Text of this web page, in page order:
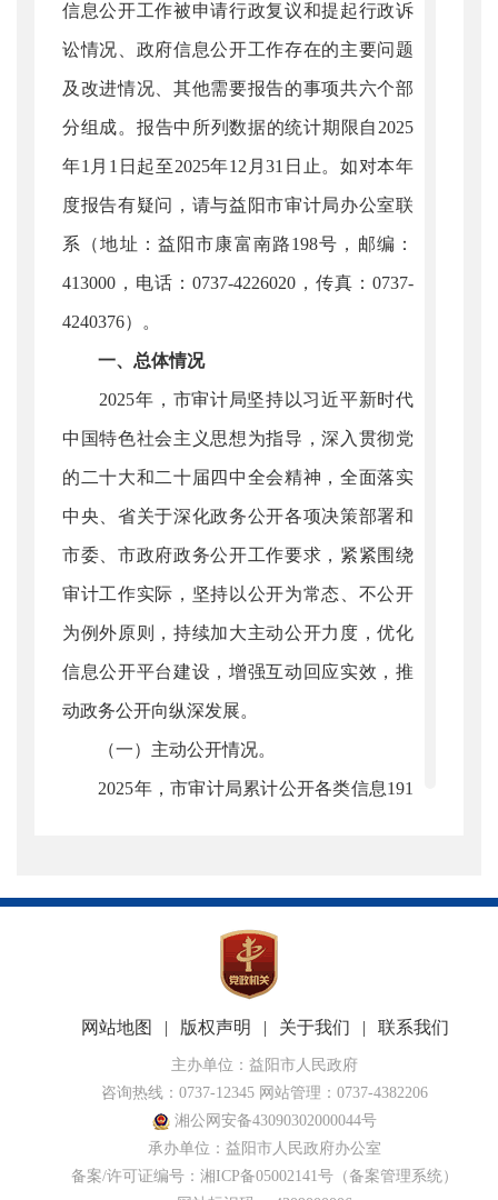
信息公开工作被申请行政复议和提起行政诉
讼情况、政府信息公开工作存在的主要问题
及改进情况、其他需要报告的事项共六个部
分组成。报告中所列数据的统计期限自2025
年1月1日起至2025年12月31日止。如对本年
度报告有疑问，请与益阳市审计局办公室联
系（地址：益阳市康富南路198号，邮编：
413000，电话：0737-4226020，传真：0737-
4240376）。
一、总体情况
2025年，市审计局坚持以习近平新时代
中国特色社会主义思想为指导，深入贯彻党
的二十大和二十届四中全会精神，全面落实
中央、省关于深化政务公开各项决策部署和
市委、市政府政务公开工作要求，紧紧围绕
审计工作实际，坚持以公开为常态、不公开
为例外原则，持续加大主动公开力度，优化
信息公开平台建设，增强互动回应实效，推
动政务公开向纵深发展。
（一）主动公开情况。
2025年，市审计局累计公开各类信息191
市、县审计动态58条，审计结果公告2条、通
知公告9条、计划规划1条、法规文件2条、政
策解读4条、人事信息5条、学习宣传贯彻党
的二十大精神专栏4条、财政信息3条、结果
反馈3条、以案释法2条、其他9条。
（二）依申请公开情况。
2025年，本单位未收到政府信息公开申
请。
网站地图 | 版权声明 | 关于我们 | 联系我们
主办单位：益阳市人民政府
咨询热线：0737-12345 网站管理：0737-4382206
湘公网安备43090302000044号
承办单位：益阳市人民政府办公室
备案/许可证编号： 湘ICP备05002141号 （备案管理系统）